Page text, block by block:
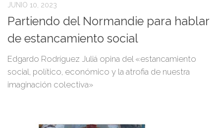
JUNIO 10, 2023
Partiendo del Normandie para hablar
de estancamiento social
Edgardo Rodríguez Juliá opina del «estancamiento
social, político, económico y la atrofia de nuestra
imaginación colectiva»